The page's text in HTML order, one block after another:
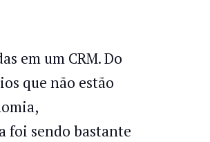
em um CRM. Do
que não estão
foi sendo bastante